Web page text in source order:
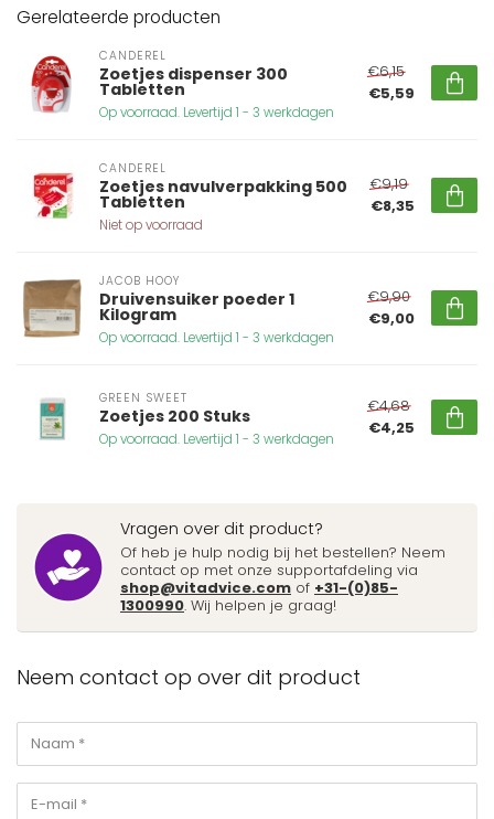
Gerelateerde producten
CANDEREL
Zoetjes dispenser 300
Tabletten
Op voorraad. Levertijd 1 - 3 werkdagen
€6,15
€5,59
CANDEREL
Zoetjes navulverpakking 500
Tabletten
Niet op voorraad
€9,19
€8,35
JACOB HOOY
Druivensuiker poeder 1
Kilogram
Op voorraad. Levertijd 1 - 3 werkdagen
€9,90
€9,00
GREEN SWEET
Zoetjes 200 Stuks
Op voorraad. Levertijd 1 - 3 werkdagen
€4,68
€4,25
Vragen over dit product?
Of heb je hulp nodig bij het bestellen? Neem
contact op met onze supportafdeling via
shop@vitadvice.com of +31-(0)85-
1300990. Wij helpen je graag!
Neem contact op over dit product